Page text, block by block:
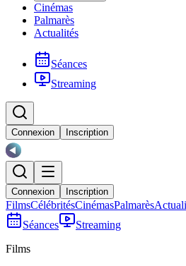
Cinémas
Palmarès
Actualités
Séances
Streaming
Connexion Inscription
Connexion Inscription
FilmsCélébritésCinémasPalmarès
Séances
Streaming
Films